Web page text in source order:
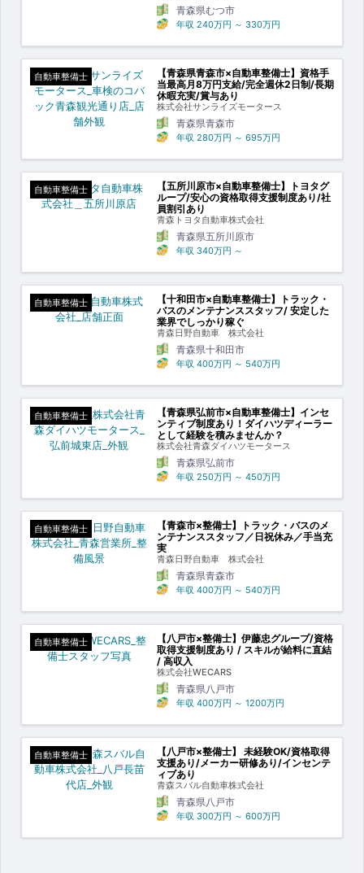
青森県むつ市
年収 240万円 ～ 330万円
自動車整備士
【青森県青森市×自動車整備士】資格手
当最高月8万円支給/完全週休2日制/長期
休暇充実/賞与あり
株式会社サンライズモータース
青森県青森市
年収 280万円 ～ 695万円
自動車整備士
【五所川原市×自動車整備士】トヨタグ
ループ/安心の資格取得支援制度あり/社
員割引あり
青森トヨタ自動車株式会社
青森県五所川原市
年収 340万円 ～
自動車整備士
【十和田市×自動車整備士】トラック・
バスのメンテナンススタッフ/ 安定した
業界でしっかり稼ぐ
青森日野自動車 株式会社
青森県十和田市
年収 400万円 ～ 540万円
自動車整備士
【青森県弘前市×自動車整備士】インセ
ンティブ制度あり！ダイハツディーラー
として経験を積みませんか？
株式会社青森ダイハツモータース
青森県弘前市
年収 250万円 ～ 450万円
自動車整備士
【青森市×整備士】トラック・バスのメ
ンテナンススタッフ／日祝休み／手当充
実
青森日野自動車 株式会社
青森県青森市
年収 400万円 ～ 540万円
自動車整備士
【八戸市×整備士】伊藤忠グループ/資格
取得支援制度あり / スキルが給料に直結
/ 高収入
株式会社WECARS
青森県八戸市
年収 400万円 ～ 1200万円
自動車整備士
【八戸市×整備士】 未経験OK/資格取得
支援あり/メーカー研修あり/インセンテ
ィブあり
青森スバル自動車株式会社
青森県八戸市
年収 300万円 ～ 600万円